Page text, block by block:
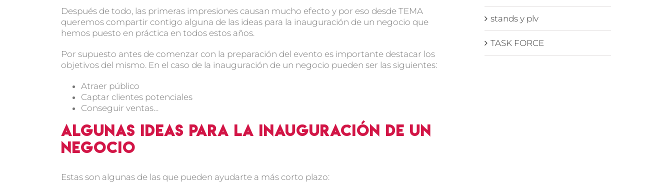
Después de todo, las primeras impresiones causan mucho efecto y por eso desde TEMA
queremos compartir contigo alguna de las ideas para la inauguración de un negocio que
hemos puesto en práctica en todos estos años.
Por supuesto antes de comenzar con la preparación del evento es importante destacar los
objetivos del mismo. En el caso de la inauguración de un negocio pueden ser las siguientes:
Atraer público
Captar clientes potenciales
Conseguir ventas…
Algunas ideas para la inauguración de un
negocio
Estas son algunas de las que pueden ayudarte a más corto plazo:
stands y plv
TASK FORCE